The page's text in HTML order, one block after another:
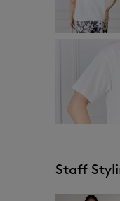
Staff